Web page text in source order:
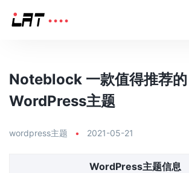
Noteblock 一款值得推荐的
WordPress主题
wordpress主题 • 2021-05-21
WordPress主题信息